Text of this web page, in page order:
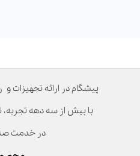
پیشگام در ارائه تجهیزات
با بیش از سه دهه تجربه،
در خدمت